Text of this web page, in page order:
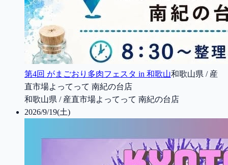
第4回 がまごおり多肉フェスタ in 和歌山和歌山県 / 産
直市場よってって 南紀の台店
和歌山県 / 産直市場よってって 南紀の台店
2026/9/19(土)